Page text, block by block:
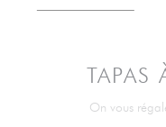
TAPAS
On vous